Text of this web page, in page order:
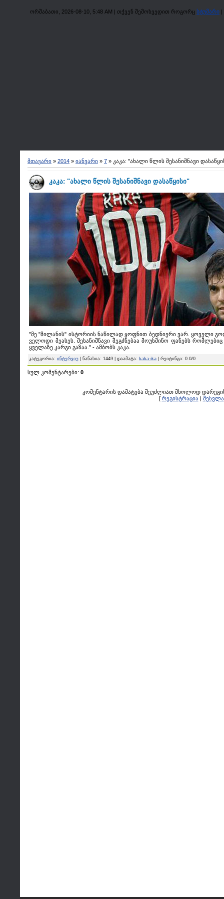
ორშაბათი, 2026-08-10, 5:48 AM | თქვენ შემოხვედით როგორც სტუმარი |
მთავარი » 2014 » იანვარი » 7 » კაკა: "ახალი წლის შესანიშნავი
კაკა: "ახალი წლის შესანიშნავი დასაწყისი"
"მე "მილანის" ისტორიის ნაწილად ყოფნით ბედნიერი ვარ. ყოველი
ველოდი მეასეს. შესანიშნავი შეგძნებაა მოუსმინო ფანებს
ყველაზე კარგი გაზაა." - ამბობს კაკა.
კატეგორია: ინტერვიუ ნანახია: 1449 | დაამატა: kaka-ika რეიტინგი: 0.0/0
სულ კომენტარები: 0
კომენტარის დამატება შეუძლიათ მხოლოდ
[ რეგისტრაცია | შესვლა